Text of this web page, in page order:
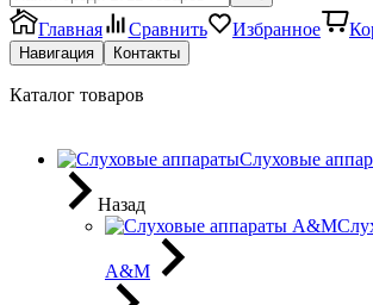
Главная Сравнить Избранное
Навигация Контакты
Каталог товаров
Слуховые
Назад
A&M